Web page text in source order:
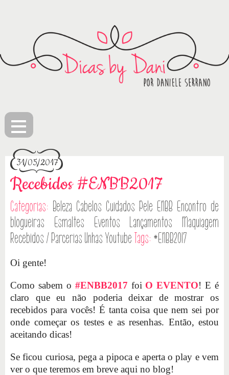
≡
31/05/2017
Recebidos #ENBB2017
Categorias: Beleza Cabelos Cuidados Pele ENBB Encontro de
blogueiras
Esmaltes Eventos Lançamentos
Maquiagem
Recebidos / Parcerias Unhas Youtube Tags: #ENBB2017
Oi gente!
Como sabem o #ENBB2017 foi O EVENTO! E é
claro que eu não poderia deixar de mostrar os
recebidos para vocês! É tanta coisa que nem sei por
onde começar os testes e as resenhas. Então, estou
aceitando dicas!
Se ficou curiosa, pega a pipoca e aperta o play e vem
ver o que teremos em breve aqui no blog!